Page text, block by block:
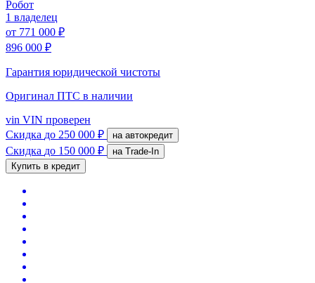
Робот
1 владелец
от 771 000 ₽
896 000 ₽
Гарантия юридической чистоты
Оригинал ПТС в наличии
vin VIN проверен
Скидка до 250 000 ₽ на автокредит
Скидка до 150 000 ₽
на Trade-In
Купить в кредит